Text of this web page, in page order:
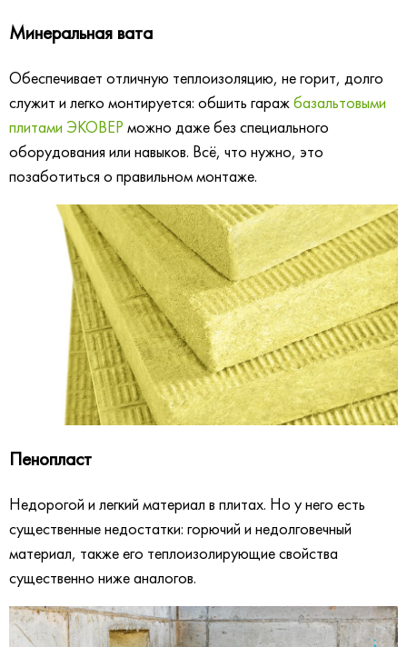
Минеральная вата
Обеспечивает отличную теплоизоляцию, не горит, долго
служит и легко монтируется: обшить гаражбазальтовыми
плитами ЭКОВЕР можно даже без специального
оборудования или навыков. Всё, что нужно, это
позаботиться о правильном монтаже.
Пенопласт
Недорогой и легкий материал в плитах. Но у него есть
существенные недостатки: горючий и недолговечный
материал, также его теплоизолирующие свойства
существенно ниже аналогов.